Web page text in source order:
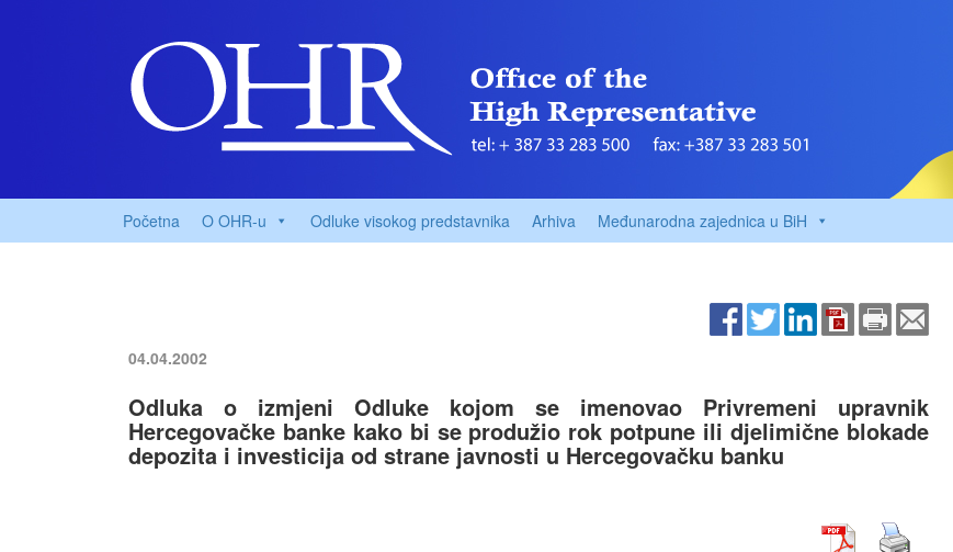
Početna O OHR-u Odluke visokog predstavnika Arhiva Međunarodna zajednica u BiH
04.04.2002
Odluka o izmjeni Odluke kojom se imenovao Privremeni upravnik
Hercegovačke banke kako bi se produžio rok potpune ili djelimične blokade
depozita i investicija od strane javnosti u Hercegovačku banku